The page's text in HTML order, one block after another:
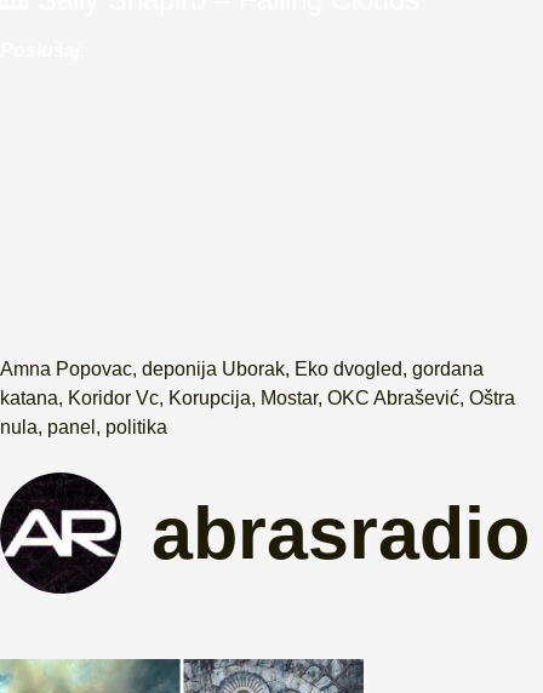
Amna Popovac, deponija Uborak, Eko dvogled, gordana
katana, Koridor Vc, Korupcija, Mostar, OKC Abrašević, Oštra
nula, panel , politika
abrasradio